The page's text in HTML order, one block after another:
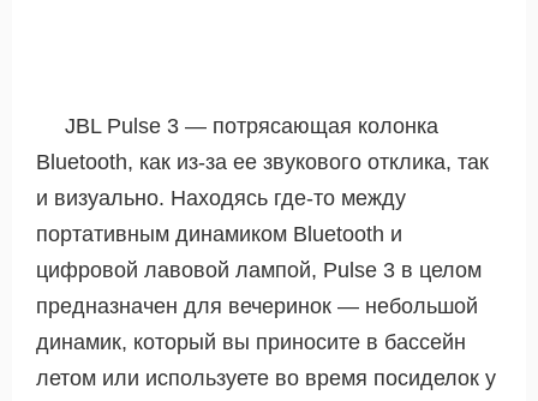
JBL Pulse 3 — потрясающая колонка
Bluetooth, как из-за ее звукового отклика, так
и визуально. Находясь где-то между
портативным динамиком Bluetooth и
цифровой лавовой лампой, Pulse 3 в целом
предназначен для вечеринок — небольшой
динамик, который вы приносите в бассейн
летом или используете во время посиделок у